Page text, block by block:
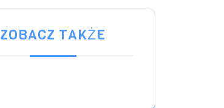
ZOBACZ TAKŻE